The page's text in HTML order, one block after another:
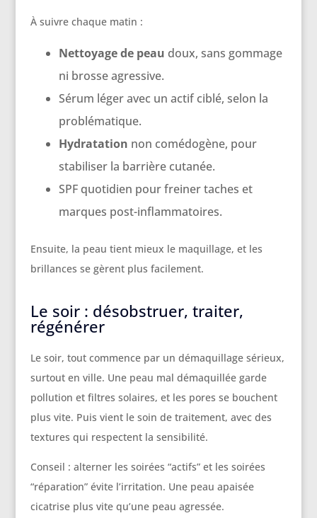
À suivre chaque matin :
Nettoyage de peau doux, sans gommage
ni brosse agressive.
Sérum léger avec un actif ciblé, selon la
problématique.
Hydratation non comédogène, pour
stabiliser la barrière cutanée.
SPF quotidien pour freiner taches et
marques post-inflammatoires.
Ensuite, la peau tient mieux le maquillage, et les
brillances se gèrent plus facilement.
Le soir : désobstruer, traiter,
régénérer
Le soir, tout commence par un démaquillage sérieux,
surtout en ville. Une peau mal démaquillée garde
pollution et filtres solaires, et les pores se bouchent
plus vite. Puis vient le soin de traitement, avec des
textures qui respectent la sensibilité.
Conseil : alterner les soirées “actifs” et les soirées
“réparation” évite l’irritation. Une peau apaisée
cicatrise plus vite qu’une peau agressée.